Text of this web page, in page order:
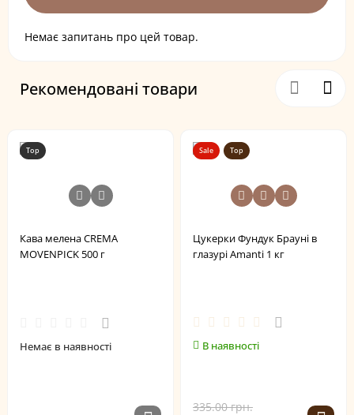
Немає запитань про цей товар.
Рекомендовані товари
Top
Кава мелена CREMA
MOVENPICK 500 г
Немає в наявності
Sale Top
Цукерки Фундук Брауні в
глазурі Amanti 1 кг
В наявності
335.00 грн.